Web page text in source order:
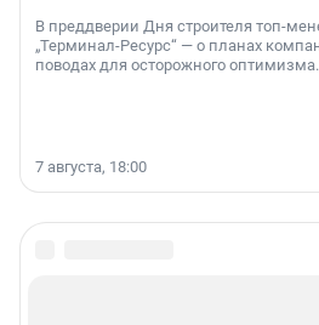
В преддверии Дня строителя топ-
„Терминал-Ресурс“ — о планах
поводах для осторожного оптимизма.
7 августа, 18:00